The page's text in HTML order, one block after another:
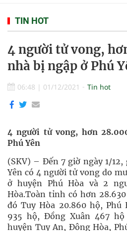
TIN HOT
4 người tử vong,
nhà bị ngập ở Phú
06:48 | 01/12/2021 Tin hot
4 người tử vong, hơn
Phú Yên
(SKV) – Đến 7 giờ ngày 1/
Yên có 4 người tử vong do
ở huyện Phú Hòa và 2
Hòa.Toàn tỉnh có hơn
đó Tuy Hòa 20.860 hộ, Phú
935 hộ, Đồng Xuân 467
huyện Tuy An, Đông Hòa,